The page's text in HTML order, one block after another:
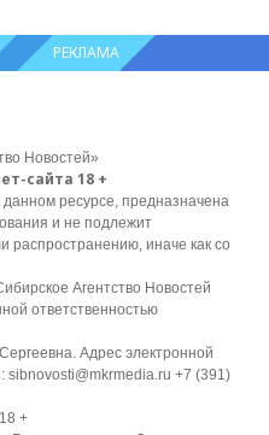
РЕКЛАМА
Новостей»
сайта 18 +
ресурсе, предназначена
и не подлежит
распространению, иначе как со
Агентство Новостей
ответственностью
Адрес электронной
+7 (391)
+